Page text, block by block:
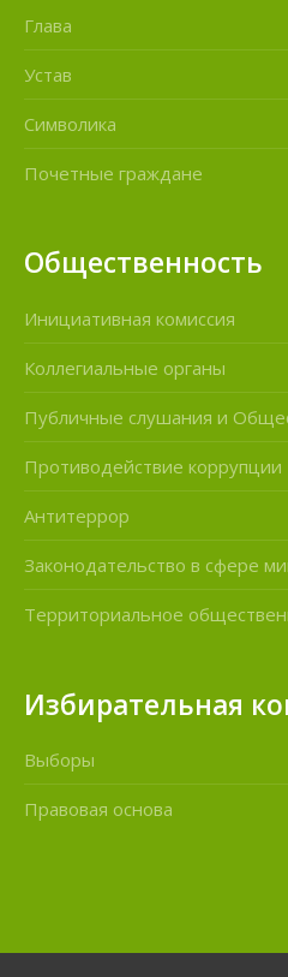
Глава
Устав
Символика
Почетные граждане
Общественность
Инициативная комиссия
Коллегиальные органы
Публичные слушания и
Противодействие коррупции
Антитеррор
Законодательство в сфере
Территориальное
Избирательная
Выборы
Правовая основа